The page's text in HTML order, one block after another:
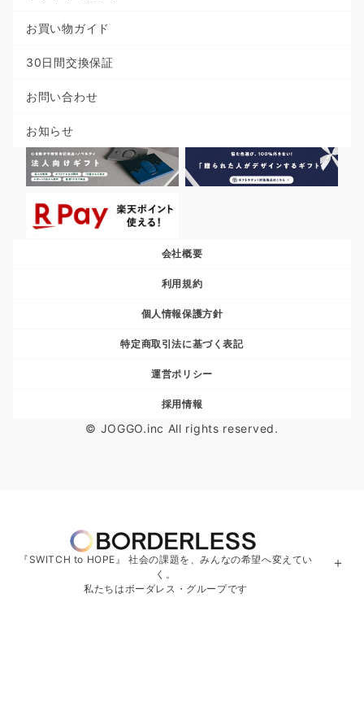
お買い物ガイド
30日間交換保証
お問い合わせ
お知らせ
会社概要
利用規約
個人情報保護方針
特定商取引法に基づく表記
運営ポリシー
採用情報
© JOGGO.inc All rights reserved.
『SWITCH to HOPE』 社会の課題を、みんなの希望へ変えてい
く。
私たちはボーダレス・グループです
＋